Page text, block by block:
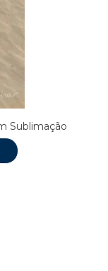
Sublimação